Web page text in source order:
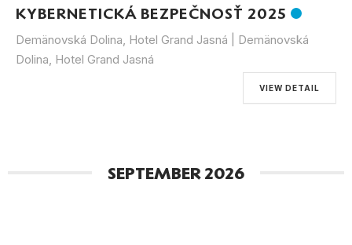
KYBERNETICKÁ BEZPEČNOSŤ 2025
Demänovská Dolina, Hotel Grand Jasná | Demänovská
Dolina, Hotel Grand Jasná
VIEW DETAIL
SEPTEMBER 2026